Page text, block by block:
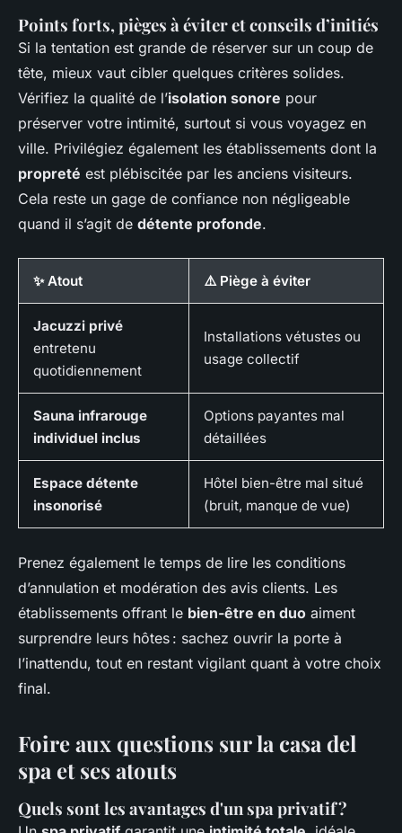
Points forts, pièges à éviter et conseils d’initiés
Si la tentation est grande de réserver sur un coup de
tête, mieux vaut cibler quelques critères solides.
Vérifiez la qualité de l’isolation sonore pour
préserver votre intimité, surtout si vous voyagez en
ville. Privilégiez également les établissements dont la
propreté est plébiscitée par les anciens visiteurs.
Cela reste un gage de confiance non négligeable
quand il s’agit de détente profonde.
✨ Atout ⚠️ Piège à éviter
Jacuzzi privé
entretenu
quotidiennement
Installations vétustes ou
usage collectif
Sauna infrarouge
individuel inclus
Options payantes mal
détaillées
Espace détente
insonorisé
Hôtel bien-être mal situé
(bruit, manque de vue)
Prenez également le temps de lire les conditions
d’annulation et modération des avis clients. Les
établissements offrant le bien-être en duo aiment
surprendre leurs hôtes : sachez ouvrir la porte à
l’inattendu, tout en restant vigilant quant à votre choix
final.
Foire aux questions sur la casa del
spa et ses atouts
Quels sont les avantages d'un spa privatif ?